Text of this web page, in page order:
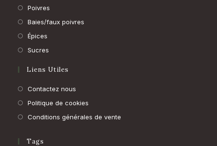
Poivres
Baies/faux poivres
Épices
Sucres
Liens Utiles
Contactez nous
Politique de cookies
Conditions générales de vente
Tags